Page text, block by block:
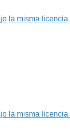
la misma
la misma